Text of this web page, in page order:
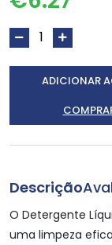
ADICIONAR
Descrição
O Detergente
uma limpeza